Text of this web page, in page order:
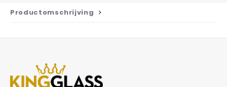
Productomschrijving